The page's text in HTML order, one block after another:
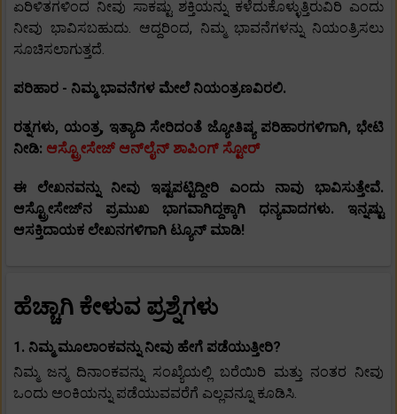
ಏರಿಳಿತಗಳಿಂದ ನೀವು ಸಾಕಷ್ಟು ಶಕ್ತಿಯನ್ನು ಕಳೆದುಕೊಳ್ಳುತ್ತಿರುವಿರಿ ಎಂದು
ನೀವು ಭಾವಿಸಬಹುದು. ಆದ್ದರಿಂದ, ನಿಮ್ಮ ಭಾವನೆಗಳನ್ನು ನಿಯಂತ್ರಿಸಲು
ಸೂಚಿಸಲಾಗುತ್ತದೆ.
ಪರಿಹಾರ - ನಿಮ್ಮ ಭಾವನೆಗಳ ಮೇಲೆ ನಿಯಂತ್ರಣವಿರಲಿ.
ರತ್ನಗಳು, ಯಂತ್ರ, ಇತ್ಯಾದಿ ಸೇರಿದಂತೆ ಜ್ಯೋತಿಷ್ಯ ಪರಿಹಾರಗಳಿಗಾಗಿ, ಭೇಟಿ
ನೀಡಿ: ಆಸ್ಟ್ರೋಸೇಜ್ ಆನ್‌ಲೈನ್ ಶಾಪಿಂಗ್ ಸ್ಟೋರ್
ಈ ಲೇಖನವನ್ನು ನೀವು ಇಷ್ಟಪಟ್ಟಿದ್ದೀರಿ ಎಂದು ನಾವು ಭಾವಿಸುತ್ತೇವೆ.
ಆಸ್ಟ್ರೋಸೇಜ್‌ನ ಪ್ರಮುಖ ಭಾಗವಾಗಿದ್ದಕ್ಕಾಗಿ ಧನ್ಯವಾದಗಳು. ಇನ್ನಷ್ಟು
ಆಸಕ್ತಿದಾಯಕ ಲೇಖನಗಳಿಗಾಗಿ ಟ್ಯೂನ್ ಮಾಡಿ!
ಹೆಚ್ಚಾಗಿ ಕೇಳುವ ಪ್ರಶ್ನೆಗಳು
1. ನಿಮ್ಮ ಮೂಲಾಂಕವನ್ನು ನೀವು ಹೇಗೆ ಪಡೆಯುತ್ತೀರಿ?
ನಿಮ್ಮ ಜನ್ಮ ದಿನಾಂಕವನ್ನು ಸಂಖ್ಯೆಯಲ್ಲಿ ಬರೆಯಿರಿ ಮತ್ತು ನಂತರ ನೀವು
ಒಂದು ಅಂಕಿಯನ್ನು ಪಡೆಯುವವರೆಗೆ ಎಲ್ಲವನ್ನೂ ಕೂಡಿಸಿ.